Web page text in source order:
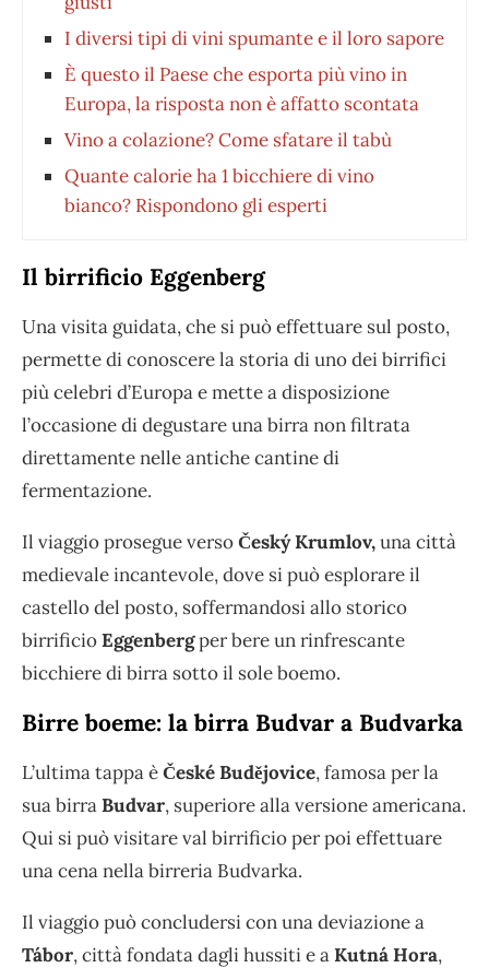
I diversi tipi di vini spumante e il loro sapore
È questo il Paese che esporta più vino in
Europa, la risposta non è affatto scontata
Vino a colazione? Come sfatare il tabù
Quante calorie ha 1 bicchiere di vino
bianco? Rispondono gli esperti
Il birrificio Eggenberg
Una visita guidata, che si può effettuare sul posto,
permette di conoscere la storia di uno dei birrifici
più celebri d’Europa e mette a disposizione
l’occasione di degustare una birra non filtrata
direttamente nelle antiche cantine di
fermentazione.
Il viaggio prosegue versoČeský Krumlov,una città
medievale incantevole, dove si può esplorare il
castello del posto, soffermandosi allo storico
birrificioEggenbergper bere un rinfrescante
bicchiere di birra sotto il sole boemo.
Birre boeme: la birra Budvar a Budvarka
L’ultima tappa èČeské Budějovice, famosa per la
sua birraBudvar, superiore alla versione americana.
Qui si può visitare val birrificio per poi effettuare
una cena nella birreria Budvarka.
Il viaggio può concludersi con una deviazione a
Tábor, città fondata dagli hussiti e aKutná Hora,